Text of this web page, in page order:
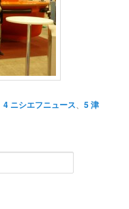
、4 ニシエフニュース 、5 津